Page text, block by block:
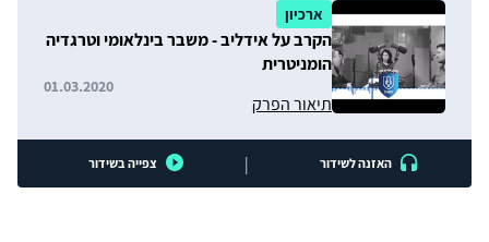
ארכיון
הקרב על אידליב - משבר בינלאומי וטרגדיה
הומניטרית
תיאור הפרק
01.03.2020
האזנה לשידור | צפייה בשידור